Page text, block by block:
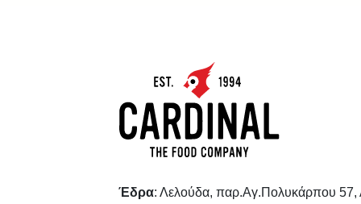
Έδρα: Λελούδα, παρ.Αγ.Πολυκάρπου 57,